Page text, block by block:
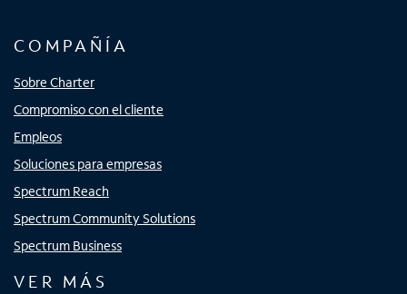
COMPAÑÍA
Sobre Charter
Compromiso con el cliente
Empleos
Soluciones para empresas
Spectrum Reach
Spectrum Community Solutions
Spectrum Business
VER MÁS